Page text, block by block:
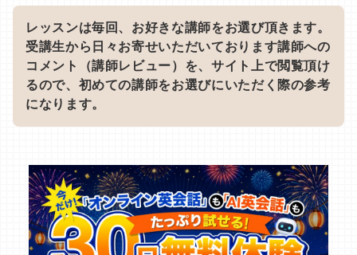
レッスンは毎回、お好きな講師をお選び頂きます。
受講生から日々お寄せいただいております講師への
コメント（講師レビュー）を、サイト上で閲覧頂け
るので、初めての講師をお選びにいただく際の参考
になります。